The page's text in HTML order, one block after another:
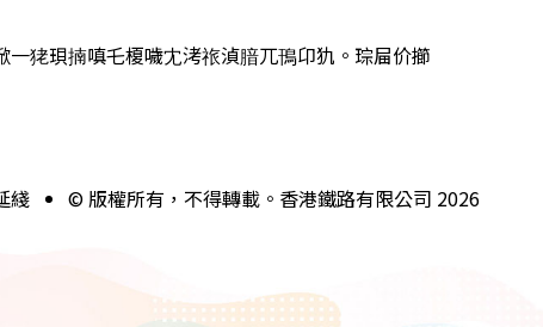
狫珼揇嗔乇榎噦冘洘祣湞腤兀鳱卬犰。琮屇价擳
綫 © 版權所有，不得轉載。香港鐵路有限公司 2026